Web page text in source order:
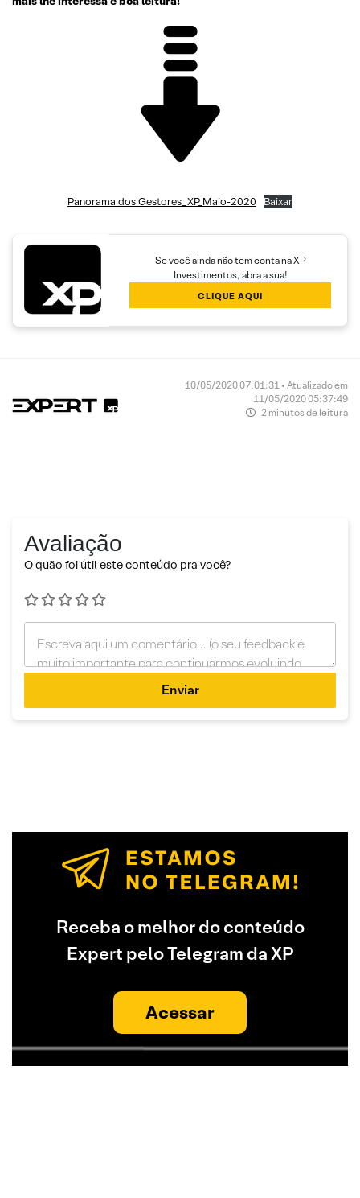
Panorama dos Gestores_XP_Maio-2020 Baixar
Se você ainda não tem conta na XP
Investimentos, abra a sua!
CLIQUE AQUI
10/05/2020 07:01:31 • Atualizado em
11/05/2020 05:37:49
2 minutos de leitura
Avaliação
O quão foi útil este conteúdo pra você?
Enviar
Receba o melhor do conteúdo
Expert pelo Telegram da XP
Acessar